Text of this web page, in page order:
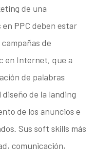
de una
PPC deben estar
de
en Internet, que a
de palabras
de la landing
de los anuncios e
Sus soft skills más
comunicación,